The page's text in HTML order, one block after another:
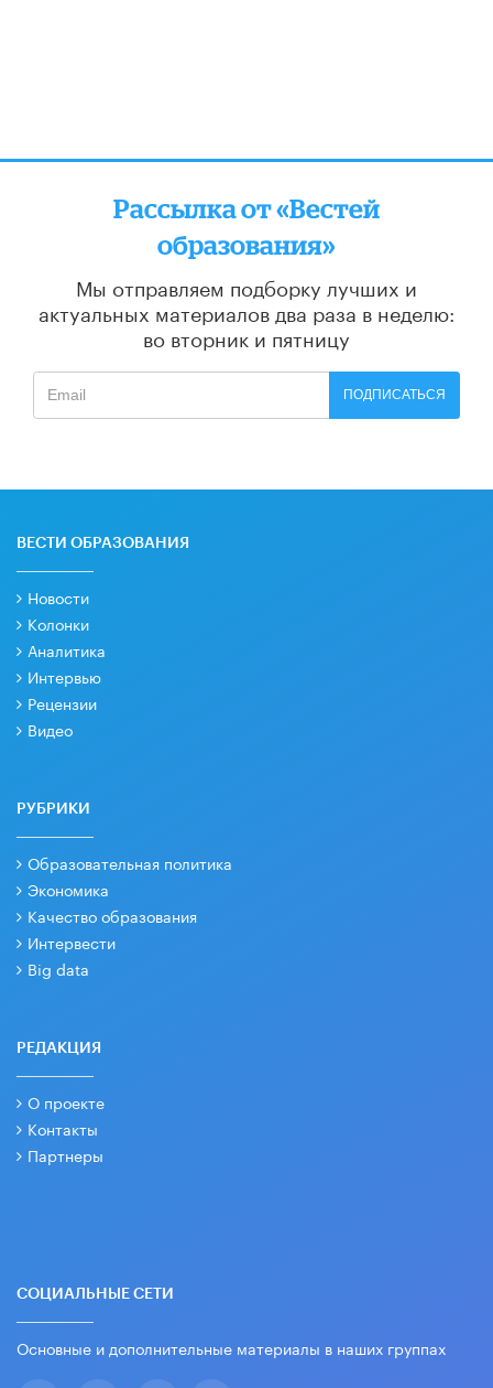
Рассылка от «Вестей
образования»
Мы отправляем подборку лучших и
актуальных материалов два раза в неделю:
во вторник и пятницу
ПОДПИСАТЬСЯ
ВЕСТИ ОБРАЗОВАНИЯ
Новости
Колонки
Аналитика
Интервью
Рецензии
Видео
РУБРИКИ
Образовательная политика
Экономика
Качество образования
Интервести
Big data
РЕДАКЦИЯ
О проекте
Контакты
Партнеры
СОЦИАЛЬНЫЕ СЕТИ
Основные и дополнительные материалы в наших группах